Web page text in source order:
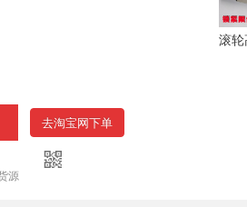
去淘宝网下单
源